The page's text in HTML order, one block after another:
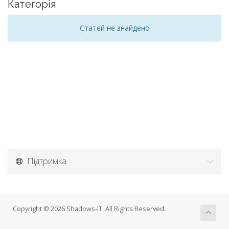
Категорія
Статей не знайдено
Підтримка
Copyright © 2026 Shadows-IT. All Rights Reserved.